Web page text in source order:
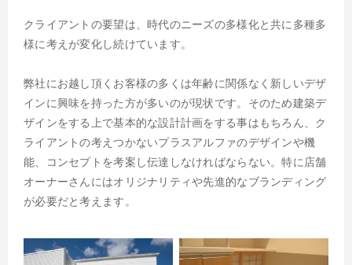
クライアントの要望は、時代のニーズの多様化と共に多種多
様に考えが変化し続けています。
弊社にお越し頂くお客様の多くは年齢に関係なく新しいデザ
インに興味を持った方が多いのが現状です。そのため建築デ
ザインをする上で基本的な設計計画をする事はもちろん、ク
ライアントの考えつかないプラスアルファのデザインや機
能、コンセプトを考案し伝達しなければならない。特に店舗
オーナーさんにはオリジナリティや先進的なブランディング
が必要だと考えます。